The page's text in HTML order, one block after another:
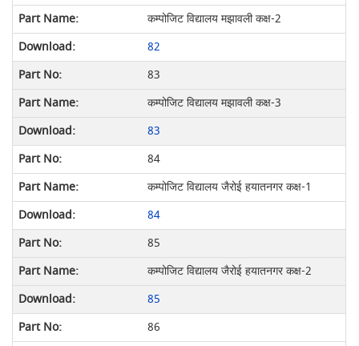
कम्पोजिट विद्यालय मझावली कक्ष-2
82
83
कम्पोजिट विद्यालय मझावली कक्ष-3
83
84
कम्पोजिट विद्यालय जैरोई हयातनगर कक्ष-1
84
85
कम्पोजिट विद्यालय जैरोई हयातनगर कक्ष-2
85
86